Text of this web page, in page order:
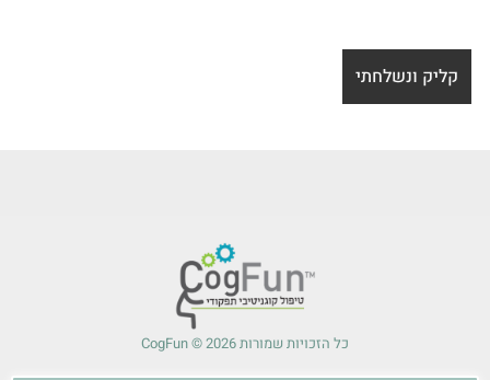
כל הזכויות שמורות 2026 © CogFun